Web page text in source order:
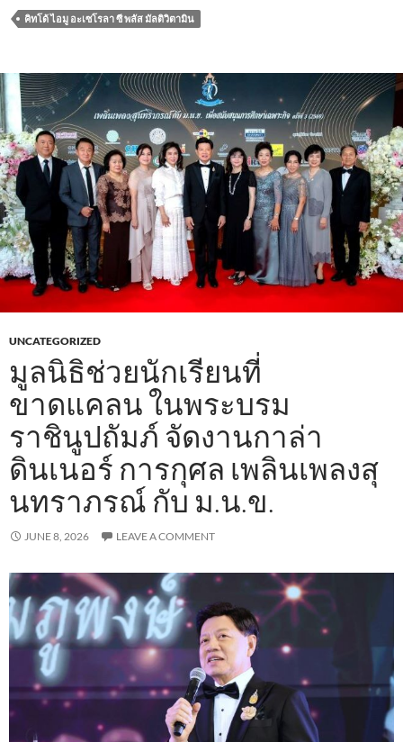
คิทโด้ ไอมู อะเซโรลา ซี พลัส มัลติวิตามิน
UNCATEGORIZED
มูลนิธิช่วยนักเรียนที่
ขาดแคลน ในพระบรม
ราชินูปถัมภ์ จัดงานกาล่า
ดินเนอร์ การกุศล เพลินเพลงสุ
นทราภรณ์ กับ ม.น.ข.
JUNE 8, 2026 LEAVE A COMMENT